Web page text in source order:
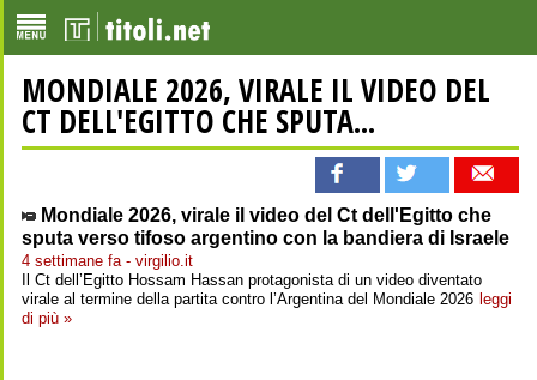
MONDIALE 2026, VIRALE IL VIDEO DEL
CT DELL'EGITTO CHE SPUTA...
Mondiale 2026, virale il video del Ct dell'Egitto che
sputa verso tifoso argentino con la bandiera di Israele
4 settimane fa - virgilio.it
Il Ct dell’Egitto Hossam Hassan protagonista di un video diventato
virale al termine della partita contro l’Argentina del Mondiale 2026 leggi
di più »